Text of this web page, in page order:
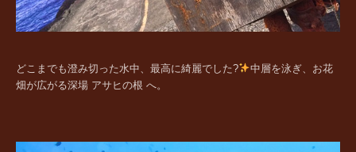
どこまでも澄み切った水中、最高に綺麗でした?
中層を泳ぎ、お花
畑が広がる深場 アサヒの根 へ。